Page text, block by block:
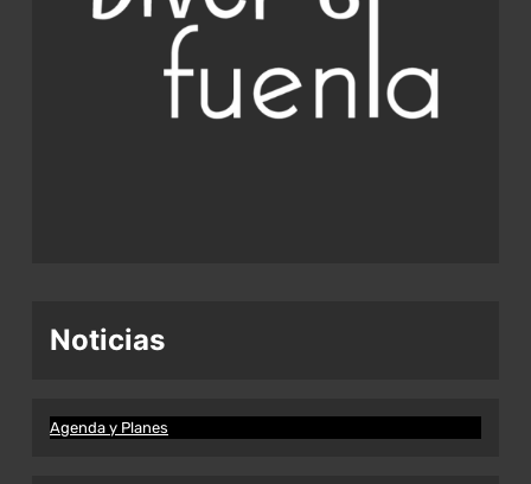
Noticias
Agenda y Planes